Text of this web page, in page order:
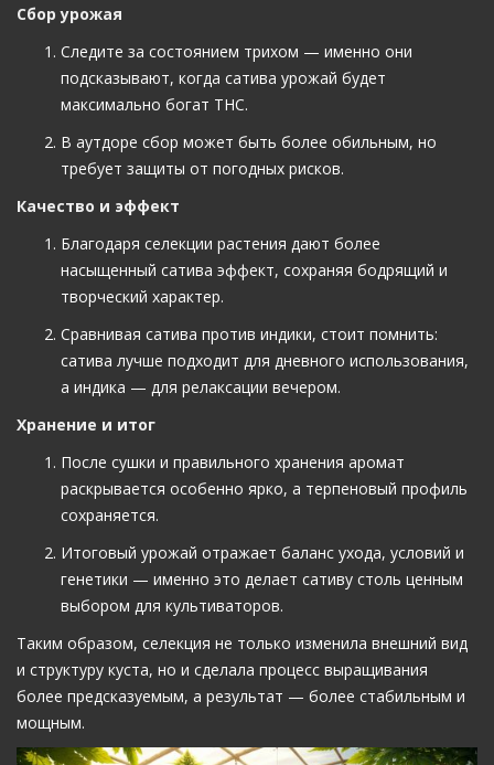
Сбор урожая
Следите за состоянием трихом — именно они
подсказывают, когда сатива урожай будет
максимально богат THC.
В аутдоре сбор может быть более обильным, но
требует защиты от погодных рисков.
Качество и эффект
Благодаря селекции растения дают более
насыщенный сатива эффект, сохраняя бодрящий и
творческий характер.
Сравнивая сатива против индики, стоит помнить:
сатива лучше подходит для дневного использования,
а индика — для релаксации вечером.
Хранение и итог
После сушки и правильного хранения аромат
раскрывается особенно ярко, а терпеновый профиль
сохраняется.
Итоговый урожай отражает баланс ухода, условий и
генетики — именно это делает сативу столь ценным
выбором для культиваторов.
Таким образом, селекция не только изменила внешний вид
и структуру куста, но и сделала процесс выращивания
более предсказуемым, а результат — более стабильным и
мощным.